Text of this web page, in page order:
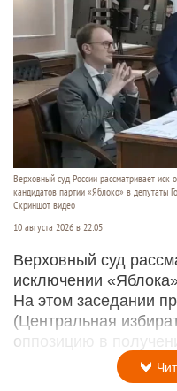
Верховный суд России рассматривает иск
кандидатов партии «Яблоко» в депутаты
Скриншот видео
10 августа 2026 в 22:05
Верховный суд
исключении
На этом заседании
(Центральная
оппозицию в